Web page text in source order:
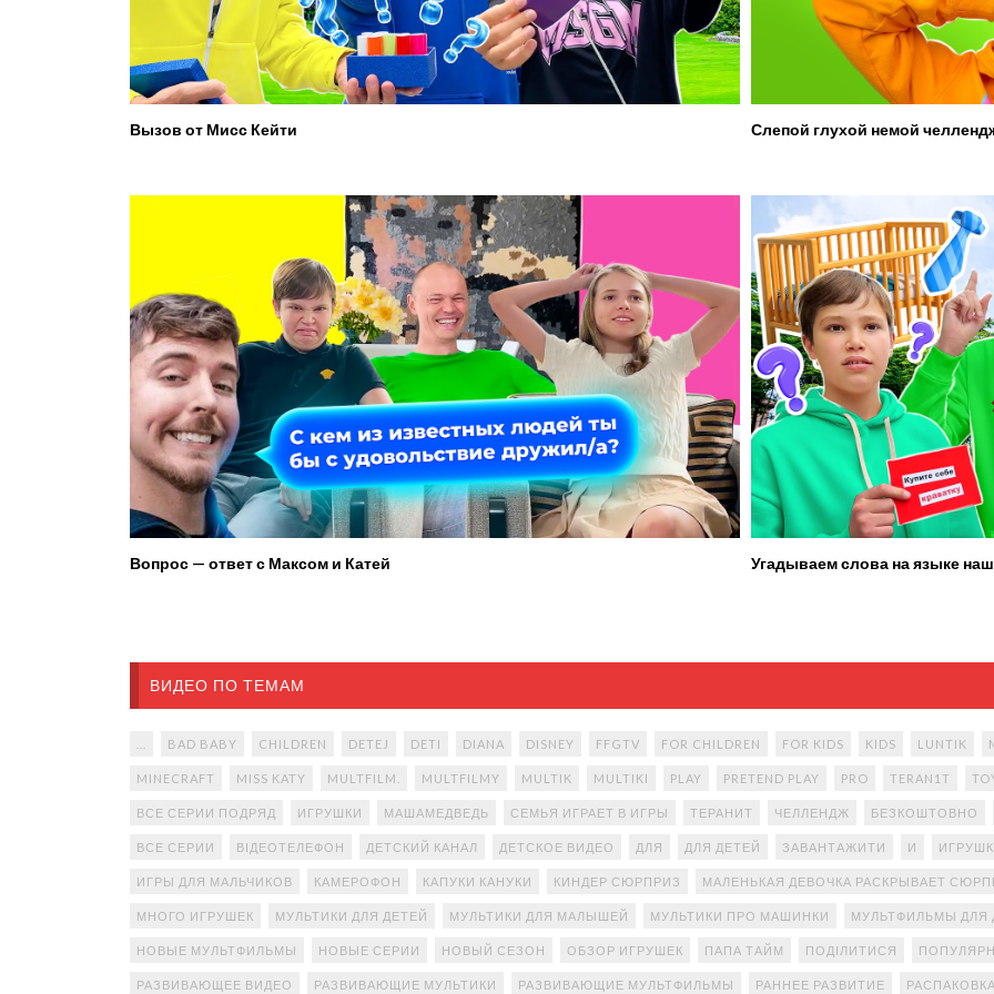
Вызов от Мисс Кейти Слепой глухой немой
Вопрос — ответ с Максом и Катей Угадываем слова на языке
ВИДЕО ПО ТЕМАМ
BAD BABY CHILDREN DETEJ DETI DIANA DISNEY FFGTV FOR CHILDREN FOR KIDS KIDS LUNTIK
MINECRAFT MISS KATY MULTFILM. MULTFILMY MULTIK MULTIKI PLAY PRETEND PLAY PRO TERAN1T
ВСЕ СЕРИИ ПОДРЯД ИГРУШКИ МАШАМЕДВЕДЬ СЕМЬЯ ИГРАЕТ В ИГРЫ ТЕРАНИТ ЧЕЛЛЕНДЖ БЕЗКОШТОВНО
ВСЕ СЕРИИ ВІДЕОТЕЛЕФОН ДЕТСКИЙ КАНАЛ ДЕТСКОЕ ВИДЕО ДЛЯ ДЛЯ ДЕТЕЙ ЗАВАНТАЖИТИ И
ИГРЫ ДЛЯ МАЛЬЧИКОВ КАМЕРОФОН КАПУКИ КАНУКИ КИНДЕР СЮРПРИЗ МАЛЕНЬКАЯ ДЕВОЧКА РАСКРЫВАЕТ
МНОГО ИГРУШЕК МУЛЬТИКИ ДЛЯ ДЕТЕЙ МУЛЬТИКИ ДЛЯ МАЛЫШЕЙ МУЛЬТИКИ ПРО МАШИНКИ МУЛЬТФИЛЬМЫ ДЛЯ
НОВЫЕ МУЛЬТФИЛЬМЫ НОВЫЕ СЕРИИ НОВЫЙ СЕЗОН ОБЗОР ИГРУШЕК ПАПА ТАЙМ ПОДІЛИТИСЯ
РАЗВИВАЮЩЕЕ ВИДЕО РАЗВИВАЮЩИЕ МУЛЬТИКИ РАЗВИВАЮЩИЕ МУЛЬТФИЛЬМЫ РАННЕЕ РАЗВИТИЕ